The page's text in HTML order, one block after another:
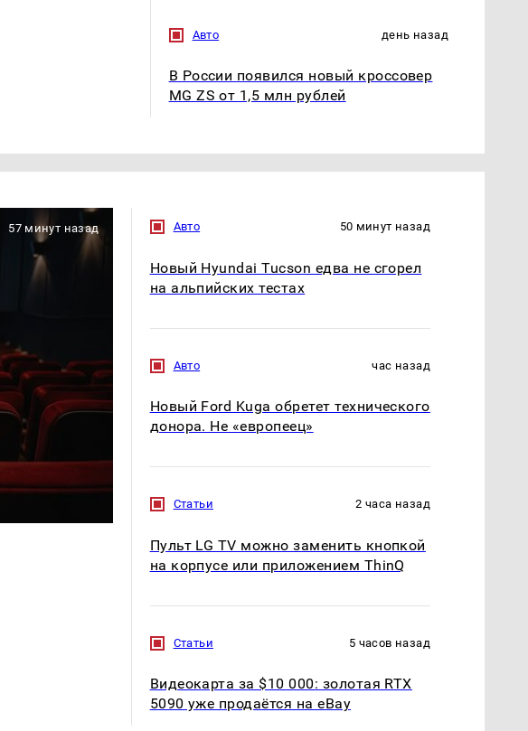
Авто день назад
В России появился новый кроссовер
MG ZS от 1,5 млн рублей
57 минут назад Авто 50 минут назад
Новый Hyundai Tucson едва не сгорел
на альпийских тестах
Авто час назад
Новый Ford Kuga обретет технического
донора. Не «европеец»
Статьи 2 часа назад
Пульт LG TV можно заменить кнопкой
на корпусе или приложением ThinQ
Статьи 5 часов назад
Видеокарта за $10 000: золотая RTX
5090 уже продаётся на eBay